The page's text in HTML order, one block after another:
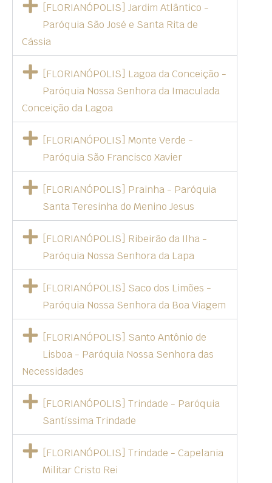
[FLORIANÓPOLIS] Jardim Atlântico -
Paróquia São José e Santa Rita de
Cássia
[FLORIANÓPOLIS] Lagoa da Conceição -
Paróquia Nossa Senhora da Imaculada
Conceição da Lagoa
[FLORIANÓPOLIS] Monte Verde -
Paróquia São Francisco Xavier
[FLORIANÓPOLIS] Prainha - Paróquia
Santa Teresinha do Menino Jesus
[FLORIANÓPOLIS] Ribeirão da Ilha -
Paróquia Nossa Senhora da Lapa
[FLORIANÓPOLIS] Saco dos Limões -
Paróquia Nossa Senhora da Boa Viagem
[FLORIANÓPOLIS] Santo Antônio de
Lisboa - Paróquia Nossa Senhora das
Necessidades
[FLORIANÓPOLIS] Trindade - Paróquia
Santíssima Trindade
[FLORIANÓPOLIS] Trindade - Capelania
Militar Cristo Rei